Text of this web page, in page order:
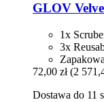
GLOV
1x
3x
72,00 zł (2
Dostawa do 11